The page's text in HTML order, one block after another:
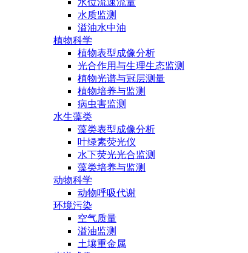
水位流速流量
水质监测
溢油水中油
植物科学
植物表型成像分析
光合作用与生理生态监测
植物光谱与冠层测量
植物培养与监测
病虫害监测
水生藻类
藻类表型成像分析
叶绿素荧光仪
水下荧光光合监测
藻类培养与监测
动物科学
动物呼吸代谢
环境污染
空气质量
溢油监测
土壤重金属